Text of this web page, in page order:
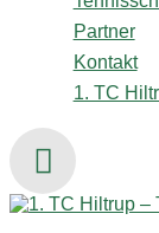
Partner
Kontakt
1. TC